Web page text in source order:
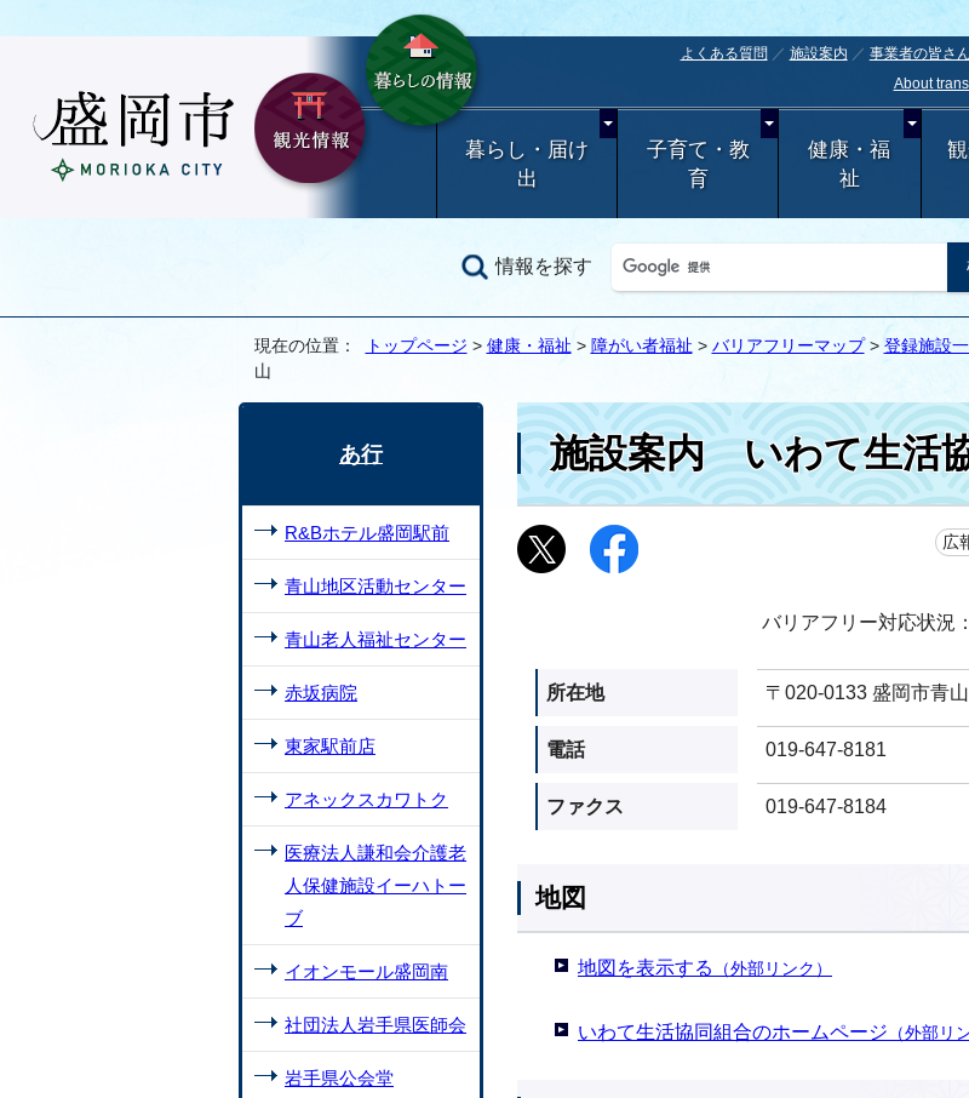
よくある質問 施設案内 事業者の皆さ
About
暮らし・届け
出
子育て・教
育
健康・福
祉
情報を探す
現在の位置： トップページ > 健康・福祉 > 障がい者福祉 > バリアフリーマップ> 登録施設
山
施設案内 いわて生活
広
バリアフリー対応状況：
所在地 〒020-0133 盛岡市青
電話 019-647-8181
ファクス 019-647-8184
地図
地図を表示する （外部リンク）
いわて生活協同組合のホームページ （外部リ
あ行
R&Bホテル盛岡駅前
青山地区活動センター
青山老人福祉センター
赤坂病院
東家駅前店
アネックスカワトク
医療法人謙和会介護老
人保健施設イーハトー
ブ
イオンモール盛岡南
社団法人岩手県医師会
岩手県公会堂